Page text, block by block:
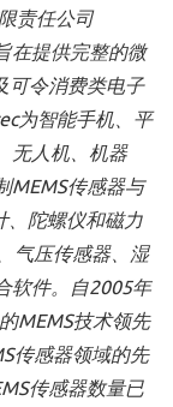
责任公司
在提供完整的微
可令消费类电子
为智能手机、平
无人机、 机器
MEMS传感器与
、陀螺仪和磁力
气压传感器、湿
软件。自2005年
的MEMS技术领先
传感器领域的先
传感器数量已